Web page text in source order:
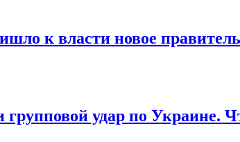
к власти новое
удар по Украине.